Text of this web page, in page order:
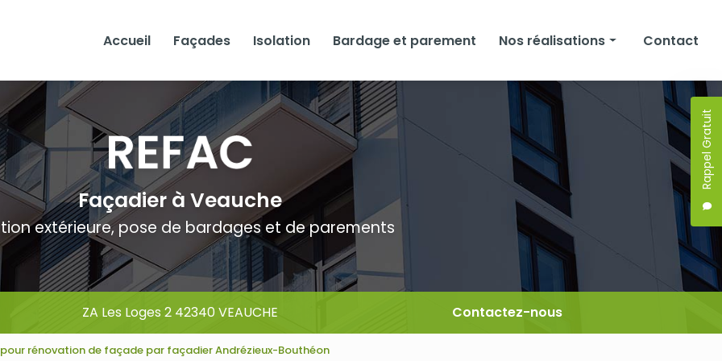
Rappel Gratuit
Accueil
Façades Isolation Bardage et parement Nos réalisations
Façades
Isolation
Bardage et parement
Contact
Façadier à Veauche
extérieure, pose de bardages et de parements
ZA Les Loges 2 42340 VEAUCHE Contactez-nous
pour rénovation de façade par façadier Andrézieux-Bouthéon